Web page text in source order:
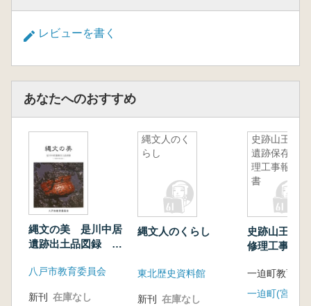
レビューを書く
あなたへのおすすめ
縄文の美 是川中居
遺跡出土品図録 平
八戸市教育委員会
新刊 在庫なし
縄文人のく
らし
縄文人のくらし
東北歴史資料館
新刊 在庫なし
史跡山王囲
遺跡保存修
理工事報告
書
史跡山王囲
修理工事報
一迫町教育
一迫町(宮城県